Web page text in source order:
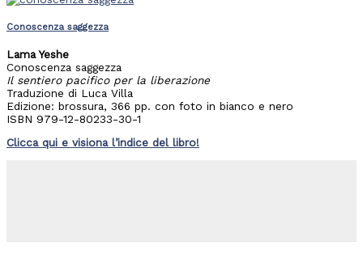
Conoscenza saggezza
Lama Yeshe
Conoscenza saggezza
Il sentiero pacifico per la liberazione
Traduzione di Luca Villa
Edizione: brossura, 366 pp. con foto in bianco e nero
ISBN 979-12-80233-30-1
Clicca qui e visiona l’indice del libro!